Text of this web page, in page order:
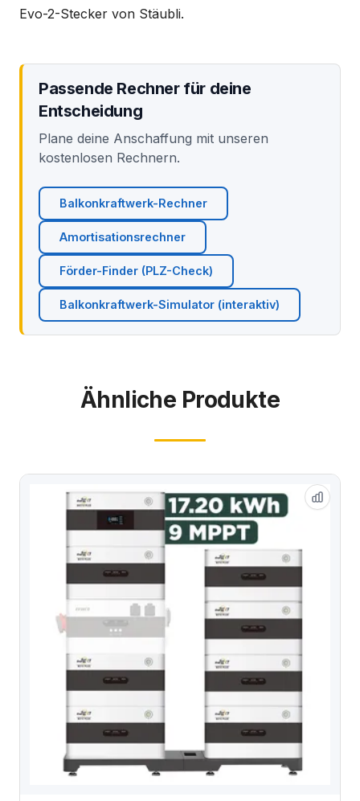
Evo-2-Stecker von Stäubli.
Passende Rechner für deine
Entscheidung
Plane deine Anschaffung mit unseren
kostenlosen Rechnern.
Balkonkraftwerk-Rechner
Amortisationsrechner
Förder-Finder (PLZ-Check)
Balkonkraftwerk-Simulator (interaktiv)
Ähnliche Produkte